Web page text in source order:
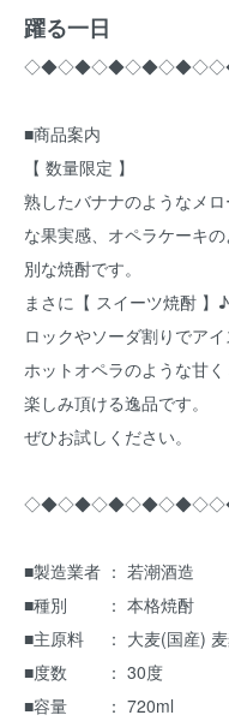
躍る一日
■商品案内
【 数量限定 】
熟したバナナのようなメ
な果実感、オペラケーキ
別な焼酎です。
まさに【 スイーツ焼酎 】♪
ロックやソーダ割りでア
ホットオペラのような甘
楽しみ頂ける逸品です。
ぜひお試しください。
■製造業者 ： 若潮酒造
■種別 ： 本格焼酎
■主原料 ： 大麦(国産)
■度数 ： 30度
■容量 ： 720ml